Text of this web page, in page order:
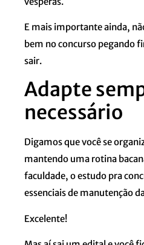
E mais importante ainda,
bem no concurso pegando
sair.
Adapte
necessário
Digamos que você se
mantendo uma rotina
faculdade, o estudo pra
essenciais de manutenção
Excelente!